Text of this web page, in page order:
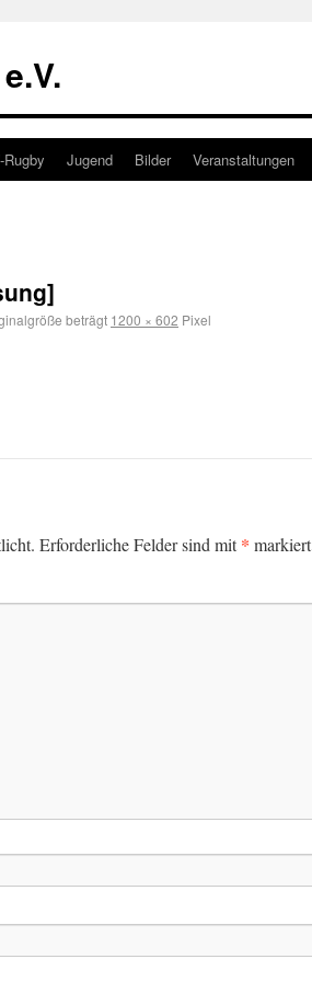
Rugby Jugend Bilder Veranstaltungen
beträgt 1200 × 602 Pixel
Erforderliche Felder sind mit* markiert